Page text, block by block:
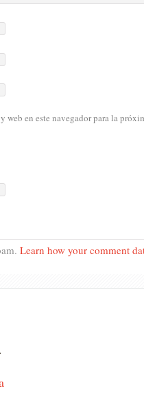
web en este navegador para la
Learn how your comment
.